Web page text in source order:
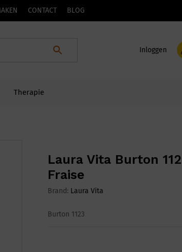
CONTACT BLOG
Inloggen
Therapie
Laura Vita Burton
Fraise
Brand: Laura Vita
Burton 1123